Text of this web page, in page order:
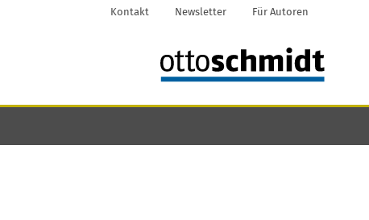
Kontakt Newsletter Für Autoren